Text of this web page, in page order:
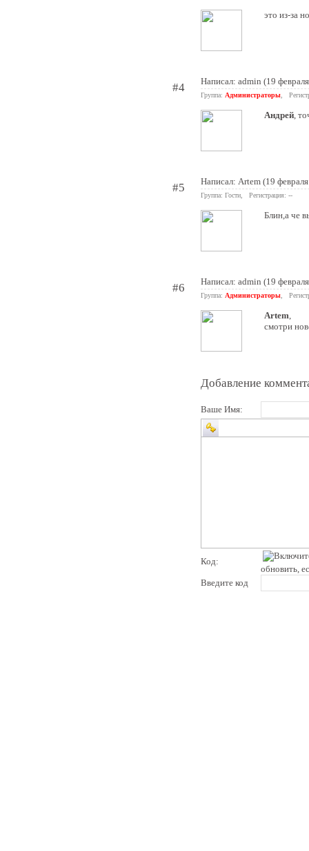
это из-за
#4 Написал: admin (19
Группа: Администраторы ,
Андрей,
#5 Написал: Artem (19
Группа: Гости, Регистрация: --
Блин,а че
#6 Написал: admin (19
Группа: Администраторы ,
Artem,
смотри
Добавление
Ваше Имя:
Код:
обновить,
Введите код